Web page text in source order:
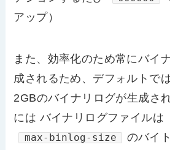
アップ）
また、効率化のため常にバイ
成されるため、デフォルトで
2GBのバイナリログが生成さ
には バイナリログファイルは
max-binlog-size
のバイ